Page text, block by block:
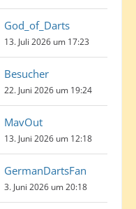
God_of_Darts
13. Juli 2026 um 17:23
Besucher
22. Juni 2026 um 19:24
MavOut
13. Juni 2026 um 12:18
GermanDartsFan
3. Juni 2026 um 20:18